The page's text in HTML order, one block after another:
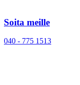
Soita meille
040 - 775 1513